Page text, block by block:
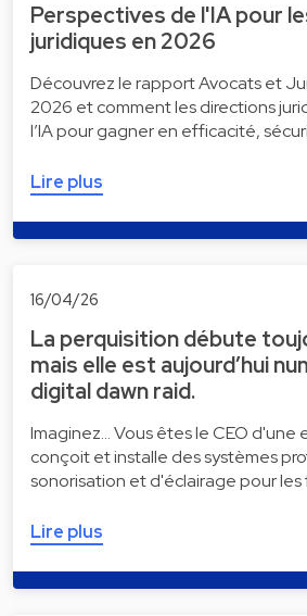
Perspectives de l'IA pour
juridiques en 2026
Découvrez le rapport Avocats et
2026 et comment les directions
l’IA pour gagner en efficacité,
Lire plus
16/04/26
La perquisition débute
mais elle est aujourd’hui
digital dawn raid.
Imaginez... Vous êtes le CEO d'une
conçoit et installe des systèmes
sonorisation et d'éclairage pour les
Lire plus